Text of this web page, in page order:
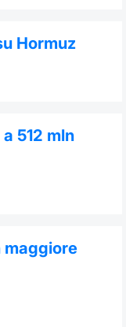
Hormuz
512 mln
maggiore